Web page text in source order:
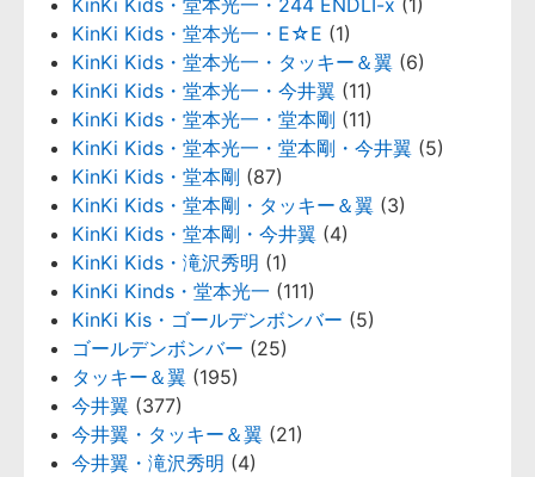
KinKi Kids・堂本光一・E☆E (1)
KinKi Kids・堂本光一・タッキー＆翼 (6)
KinKi Kids・堂本光一・今井翼 (11)
KinKi Kids・堂本光一・堂本剛 (11)
KinKi Kids・堂本光一・堂本剛・今井翼 (5)
KinKi Kids・堂本剛 (87)
KinKi Kids・堂本剛・タッキー＆翼 (3)
KinKi Kids・堂本剛・今井翼 (4)
KinKi Kids・滝沢秀明 (1)
KinKi Kinds・堂本光一 (111)
KinKi Kis・ゴールデンボンバー (5)
ゴールデンボンバー (25)
タッキー＆翼 (195)
今井翼 (377)
今井翼・タッキー＆翼 (21)
今井翼・滝沢秀明 (4)